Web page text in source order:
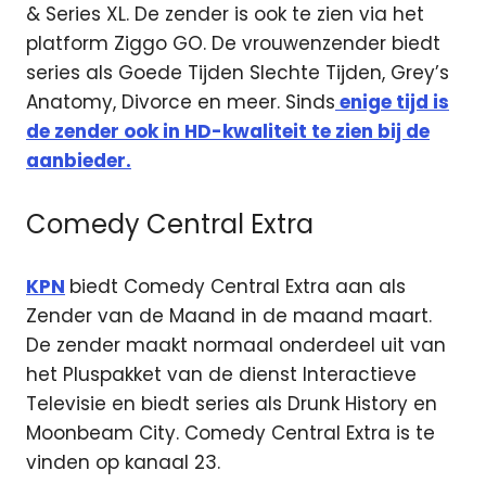
& Series XL. De zender is ook te zien via het
platform Ziggo GO. De vrouwenzender biedt
series als Goede Tijden Slechte Tijden, Grey’s
Anatomy, Divorce en meer. Sinds enige tijd is
de zender ook in HD-kwaliteit te zien bij de
aanbieder.
Comedy Central Extra
KPN biedt Comedy Central Extra aan als
Zender van de Maand in de maand maart.
De zender maakt normaal onderdeel uit van
het Pluspakket van de dienst Interactieve
Televisie en biedt series als Drunk History en
Moonbeam City. Comedy Central Extra is te
vinden op kanaal 23.